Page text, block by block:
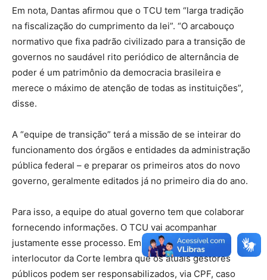
Em nota, Dantas afirmou que o TCU tem “larga tradição
na fiscalização do cumprimento da lei”. “O arcabouço
normativo que fixa padrão civilizado para a transição de
governos no saudável rito periódico de alternância de
poder é um patrimônio da democracia brasileira e
merece o máximo de atenção de todas as instituições”,
disse.
A “equipe de transição” terá a missão de se inteirar do
funcionamento dos órgãos e entidades da administração
pública federal – e preparar os primeiros atos do novo
governo, geralmente editados já no primeiro dia do ano.
Para isso, a equipe do atual governo tem que colaborar
fornecendo informações. O TCU vai acompanhar
justamente esse processo. Em último caso, um
interlocutor da Corte lembra queos atuais gestores
públicos podem ser responsabilizados, via CPF, caso